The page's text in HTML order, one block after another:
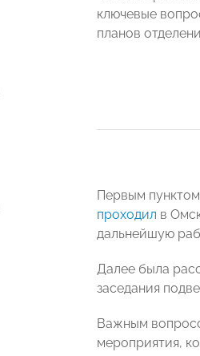
ключевые
планов
Первым
проходил в
дальнейшую
Далее была
заседания
Важным
мероприятия,